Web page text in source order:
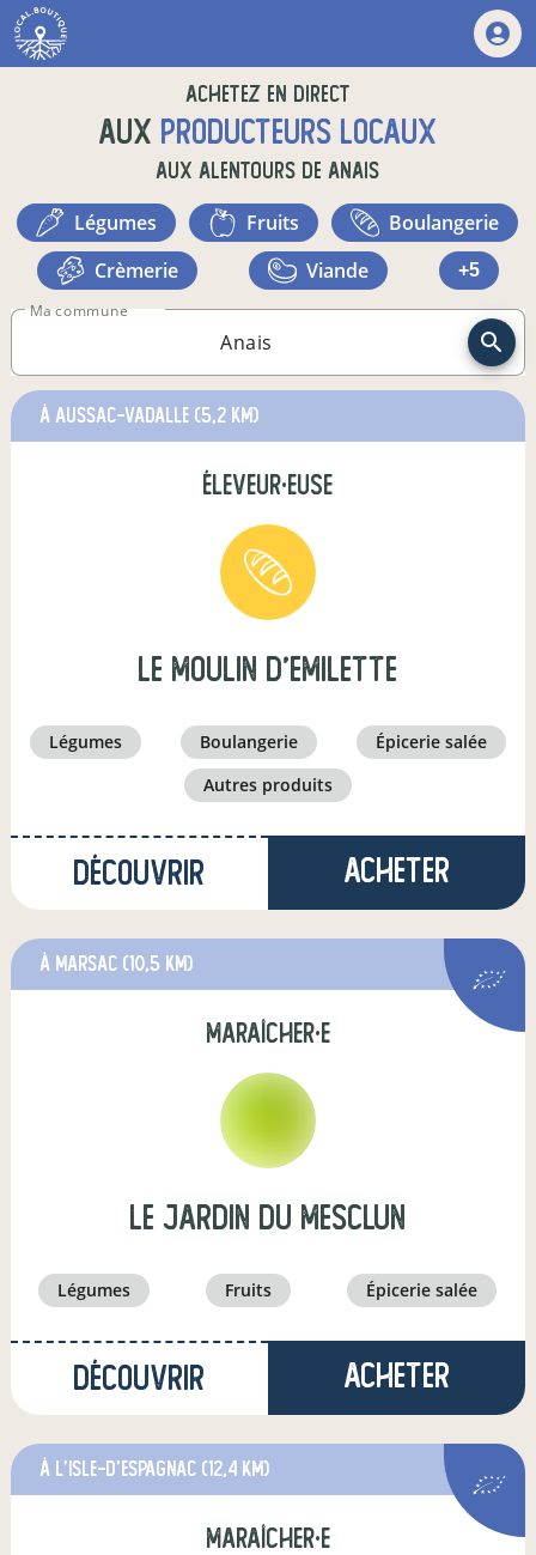
Achetez en direct
auxproducteurs locaux
aux alentours de Anais
légumes fruits
boulangerie
crèmerie
viande +5
Ma commune
à Aussac-Vadalle (5,2 km)
éleveur·euse
le moulin d'emilette
légumes boulangerie
épicerie salée
autres produits
Découvrir Acheter
à Marsac (10,5 km)
maraîcher·e
Le Jardin Du Mesclun
légumes fruits épicerie salée
Découvrir Acheter
à L'Isle-d'Espagnac (12,4 km)
maraîcher·e